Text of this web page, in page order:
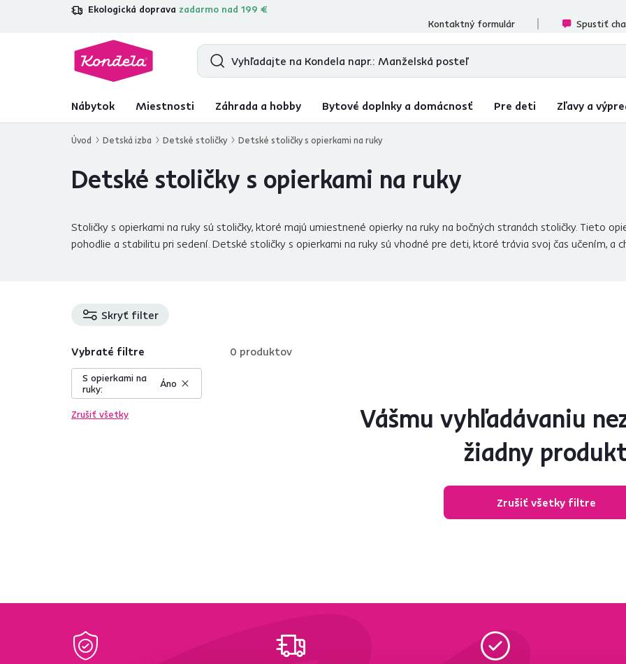
Ekologická doprava zadarmo nad 199 €
4,7 31 157overených produktových recenzií
Kontaktný formulár
Spustiť
Nábytok Miestnosti Záhrada a hobby Bytové doplnky a domácnosť Pre deti Zľavy a
Úvod Detská izba Detské stoličky Detské stoličky s opierkami na ruky
Detské stoličky s opierkami na ruky
Stoličky s opierkami na ruky sú stoličky, ktoré majú umiestnené opierky na ruky na bočných stranách stoličky. Tieto
pohodlie a stabilitu pri sedení. Detské stoličky s opierkami na ruky sú vhodné pre deti, ktoré trávia svoj čas učením, a
Skryť filter
Vybraté filtre
S opierkami na
ruky:
Áno
Zrušiť všetky
0 produktov
Vášmu vyhľadávaniu
žiadny
Zrušiť všetky filtre